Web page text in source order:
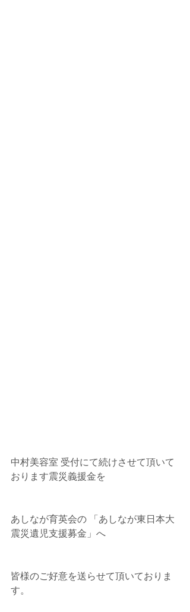
中村美容室 受付にて続けさせて頂いて
おります震災義援金を
あしなが育英会の 「あしなが東日本大
震災遺児支援募金」へ
皆様のご好意を送らせて頂いておりま
す。